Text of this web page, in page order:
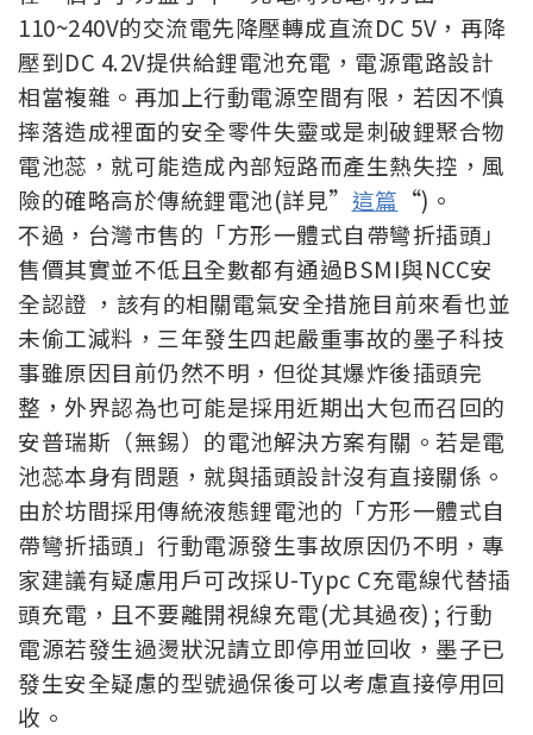
110~240V的交流電先降壓轉成直流DC 5V，再降
壓到DC 4.2V提供給鋰電池充電，電源電路設計
相當複雜。再加上行動電源空間有限，若因不慎
摔落造成裡面的安全零件失靈或是刺破鋰聚合物
電池蕊，就可能造成內部短路而產生熱失控，風
險的確略高於傳統鋰電池(詳見” 這篇 “)。
不過，台灣市售的「方形一體式自帶彎折插頭」
售價其實並不低且全數都有通過BSMI與NCC安
全認證 ，該有的相關電氣安全措施目前來看也並
未偷工減料，三年發生四起嚴重事故的墨子科技
事雖原因目前仍然不明，但從其爆炸後插頭完
整，外界認為也可能是採用近期出大包而召回的
安普瑞斯（無錫）的電池解決方案有關。若是電
池蕊本身有問題，就與插頭設計沒有直接關係。
由於坊間採用傳統液態鋰電池的「方形一體式自
帶彎折插頭」行動電源發生事故原因仍不明，專
家建議有疑慮用戶可改採U-Typc C充電線代替插
頭充電，且不要離開視線充電(尤其過夜) ; 行動
電源若發生過燙狀況請立即停用並回收，墨子已
發生安全疑慮的型號過保後可以考慮直接停用回
收。